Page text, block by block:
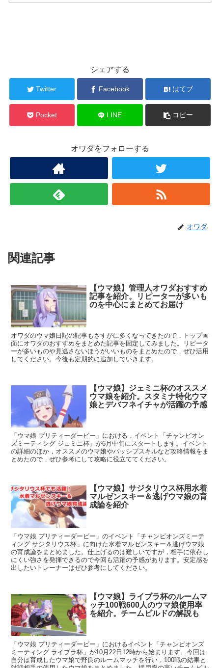
シェアする
Twitter Facebook はてブ
Pocket LINE コピー
オワダをフォローする
オワダ
関連記事
【ウマ娘】管理人オワダおすすめ
記事を紹介。リピーターが多いも
のを中心にまとめてお届け
オワダのウマ娘日記の記事もさすがに多くなってきたので，トップ画
面にオワダのおすすめをまとめた記事を固定してみました。リピータ
ーが多いものや見逃さないほうがいいものをまとめたので，ぜひ活用
してください。今後も定期的に追加していきます。
【ウマ娘】ジェミニ杯のオススメ
ウマ娘を紹介。スタミナ特化ウマ
娘とデバフネイチャが活躍の予感
「ウマ娘 プリティーダービー」における，イベント「チャンピオン
ズミーティング ジェミニ杯」が6月中旬にスタートします。イベント
の詳細のほか，オススメのウマ娘やパッシブスキルなど攻略情報をま
とめたので，ぜひ参考にして攻略に役立ててください。
【ウマ娘】サジタリウス杯用水着
マルゼンスキー＆逃げウマ娘の育
成論を紹介
「ウマ娘 プリティーダービー」のイベント「チャンピオンズミーテ
ィング サジタリウス杯」に向けた水着マルゼンスキー＆逃げウマ娘
の育成論をまとめました。仕上げるのは難しいですが，相手に依存し
にくい強さを発揮できるので今回も活躍の予感があります。安定感を
出したいトレーナーはぜひ参考にしてください。
【ウマ娘】ライブラ杯のルームマ
ッチ100戦600人のウマ娘使用率
を紹介。チームビルドの解説も
「ウマ娘 プリティーダービー」におけるイベント「チャンピオンズ
ミーティング ライブラ杯」が10月22日12時から始まります。今回は
自分は育成したウマ娘で野良のルームマッチを行い，100戦の結果と